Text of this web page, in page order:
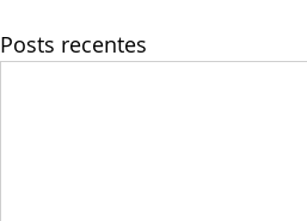
Posts recentes